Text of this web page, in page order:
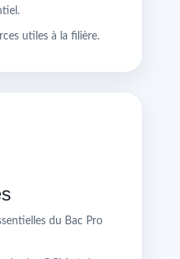
utiles à la filière.
du Bac Pro